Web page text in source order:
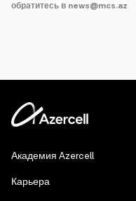
обратитесь в news@mcs.az
Академия Azercell
Карьера